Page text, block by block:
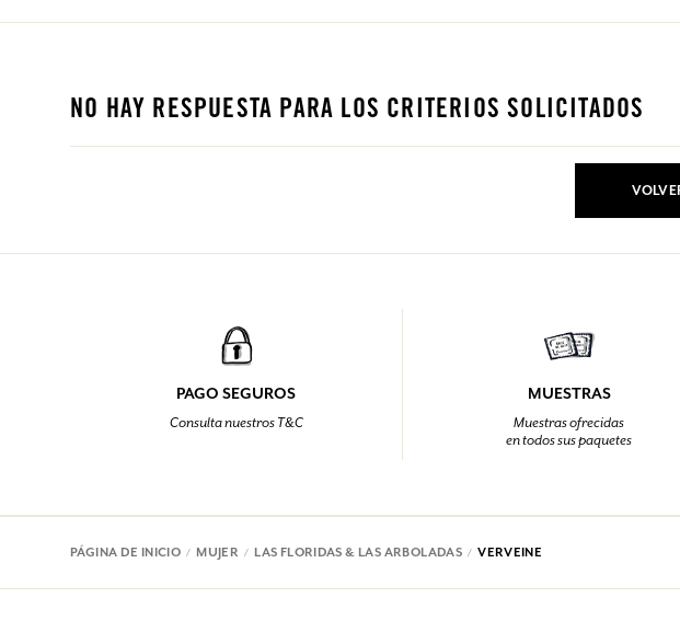
NO HAY RESPUESTA PARA LOS CRITERIOS SOLICITADOS
PAGO SEGUROS
Consulta nuestros T&C
MUESTRAS
Muestras ofrecidas
en todos sus paquetes
PÁGINA DE INICIO MUJER LAS FLORIDAS & LAS ARBOLADAS VERVEINE